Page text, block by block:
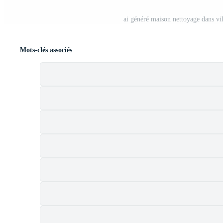
ai généré maison nettoyage dans
Mots-clés associés